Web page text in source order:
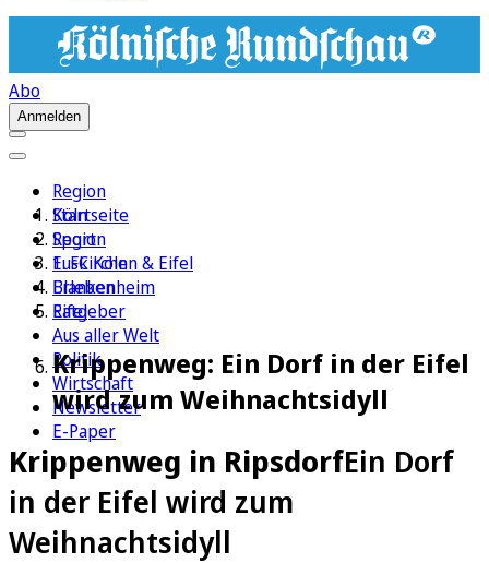
Abo
Anmelden
Region
Köln
Sport
1. FC Köln
Erleben
Ratgeber
Aus aller Welt
Politik
Wirtschaft
Newsletter
E-Paper
Startseite
Region
Euskirchen & Eifel
Blankenheim
Eifel
Krippenweg: Ein Dorf in der Eifel
wird zum Weihnachtsidyll
Krippenweg in RipsdorfEin Dorf
in der Eifel wird zum
Weihnachtsidyll